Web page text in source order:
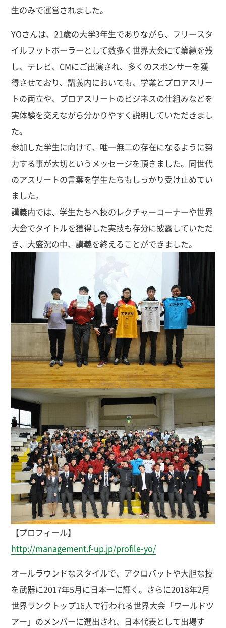
生のみで運営されました。
YOさんは、21歳の大学3年生でありながら、フリースタ
イルフットボーラーとして数多く世界大会にて業績を残
し、テレビ、CMにご出演され、多くのスポンサーを獲
得させており、講義内においても、学業とプロアスリー
トの両立や、プロアスリートのビジネスの仕組みなどを
実体験を交えながら分かりやすく説明していただきまし
た。
参加した学生に向けて、唯一無二の存在になるように努
力する事が大切というメッセージを頂きました。同世代
のアスリートの言葉を学生たちもしっかり受け止めてい
ました。
講義内では、学生たちへ技のレクチャーコーナーや世界
大会でタイトルを獲得した実技も存分に披露していただ
き、大盛況の中、講義を終えることができました。
【プロフィール】
http://management.f-up.jp/profile-yo/
オールラウンドなスタイルで、アクロバットや大胆な技
を武器に2017年5月に日本一に輝く。さらに2018年2月
世界ランクトップ16人で行われる世界大会「ワールドツ
アー」のメンバーに選出され、日本代表として出場す